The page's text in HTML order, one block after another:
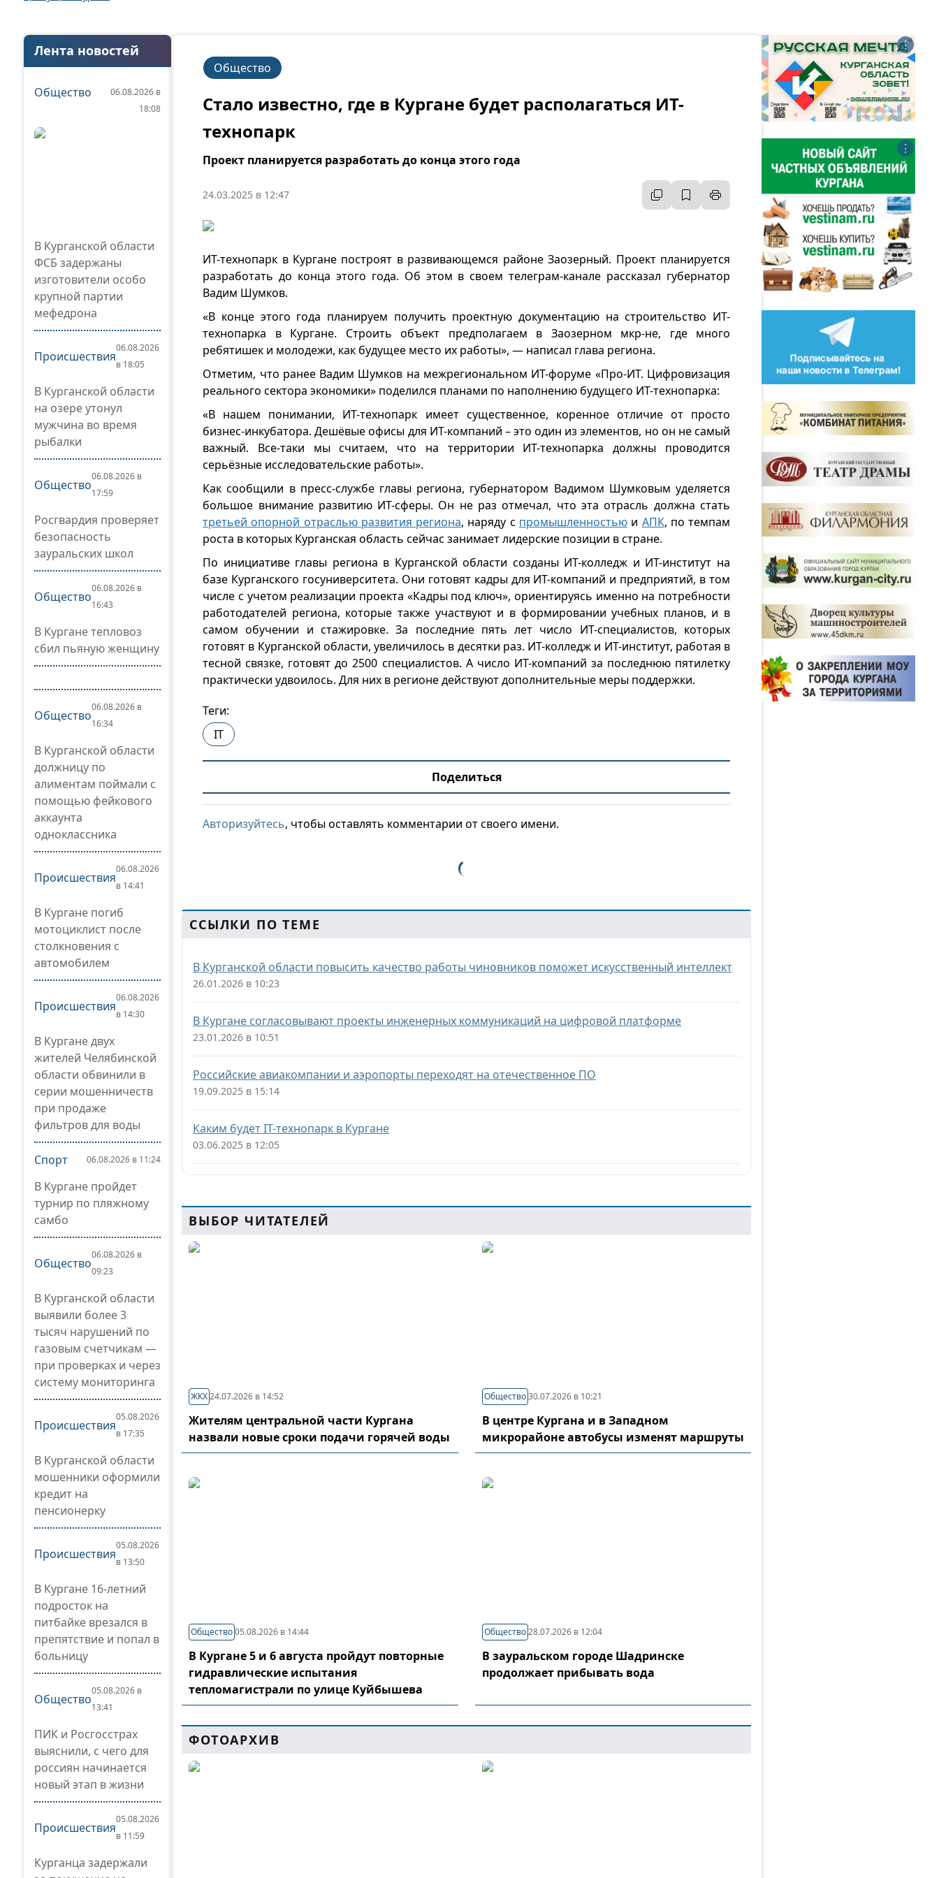
Лента новостей
Общество
06.08.2026 в
18:08
В Курганской области
ФСБ задержаны
изготовители особо
крупной партии
мефедрона
Происшествия
06.08.2026
в 18:05
В Курганской области
на озере утонул
мужчина во время
рыбалки
Общество
06.08.2026 в
17:59
Росгвардия проверяет
безопасность
зауральских школ
Общество
06.08.2026 в
16:43
В Кургане тепловоз
сбил пьяную женщину
Общество
06.08.2026 в
16:34
В Курганской области
должницу по
алиментам поймали с
помощью фейкового
аккаунта
одноклассника
Происшествия
06.08.2026
в 14:41
В Кургане погиб
мотоциклист после
столкновения с
автомобилем
Происшествия
06.08.2026
в 14:30
В Кургане двух
жителей Челябинской
области обвинили в
серии мошенничеств
при продаже
фильтров для воды
Спорт 06.08.2026 в 11:24
В Кургане пройдет
турнир по пляжному
самбо
Общество
06.08.2026 в
09:23
В Курганской области
выявили более 3
тысяч нарушений по
газовым счетчикам —
при проверках и через
систему мониторинга
Происшествия
05.08.2026
в 17:35
В Курганской области
мошенники оформили
кредит на
пенсионерку
Происшествия
05.08.2026
в 13:50
В Кургане 16-летний
подросток на
питбайке врезался в
препятствие и попал в
больницу
Общество
05.08.2026 в
13:41
ПИК и Росгосстрах
выяснили, с чего для
россиян начинается
новый этап в жизни
Происшествия
05.08.2026
в 11:59
Курганца задержали
Общество
Стало известно, где в Кургане будет располагаться ИТ-
технопарк
Проект планируется разработать до конца этого года
24.03.2025 в 12:47
ИТ-технопарк в Кургане построят в развивающемся районе Заозерный. Проект планируется
разработать до конца этого года. Об этом в своем телеграм-канале рассказал губернатор
Вадим Шумков.
«В конце этого года планируем получить проектную документацию на строительство ИТ-
технопарка в Кургане. Строить объект предполагаем в Заозерном мкр-не, где много
ребятишек и молодежи, как будущее место их работы», — написал глава региона.
Отметим, что ранее Вадим Шумков на межрегиональном ИТ-форуме «Про-ИТ. Цифровизация
реального сектора экономики» поделился планами по наполнению будущего ИТ-технопарка:
«В нашем понимании, ИТ-технопарк имеет существенное, коренное отличие от просто
бизнес-инкубатора. Дешёвые офисы для ИТ-компаний – это один из элементов, но он не самый
важный. Все-таки мы считаем, что на территории ИТ-технопарка должны проводится
серьёзные исследовательские работы».
Как сообщили в пресс-службе главы региона, губернатором Вадимом Шумковым уделяется
большое внимание развитию ИТ-сферы. Он не раз отмечал, что эта отрасль должна стать
третьей опорной отраслью развития региона, наряду с промышленностью и АПК, по темпам
роста в которых Курганская область сейчас занимает лидерские позиции в стране.
По инициативе главы региона в Курганской области созданы ИТ-колледж и ИТ-институт на
базе Курганского госуниверситета. Они готовят кадры для ИТ-компаний и предприятий, в том
числе с учетом реализации проекта «Кадры под ключ», ориентируясь именно на потребности
работодателей региона, которые также участвуют и в формировании учебных планов, и в
самом обучении и стажировке. За последние пять лет число ИТ-специалистов, которых
готовят в Курганской области, увеличилось в десятки раз. ИТ-колледж и ИТ-институт, работая в
тесной связке, готовят до 2500 специалистов. А число ИТ-компаний за последнюю пятилетку
практически удвоилось. Для них в регионе действуют дополнительные меры поддержки.
Теги:
IT
Поделиться
Авторизуйтесь, чтобы оставлять комментарии от своего имени.
ССЫЛКИ ПО ТЕМЕ
В Курганской области повысить качество работы чиновников поможет искусственный интеллект
26.01.2026 в 10:23
В Кургане согласовывают проекты инженерных коммуникаций на цифровой платформе
23.01.2026 в 10:51
Российские авиакомпании и аэропорты переходят на отечественное ПО
19.09.2025 в 15:14
Каким будет IT-технопарк в Кургане
03.06.2025 в 12:05
ВЫБОР ЧИТАТЕЛЕЙ
ЖКХ24.07.2026 в 14:52
Жителям центральной части Кургана
назвали новые сроки подачи горячей воды
Общество 30.07.2026 в 10:21
В центре Кургана и в Западном
микрорайоне автобусы изменят маршруты
Общество05.08.2026 в 14:44
В Кургане 5 и 6 августа пройдут повторные
гидравлические испытания
тепломагистрали по улице Куйбышева
Общество 28.07.2026 в 12:04
В зауральском городе Шадринске
продолжает прибывать вода
ФОТОАРХИВ
⋮
⋮